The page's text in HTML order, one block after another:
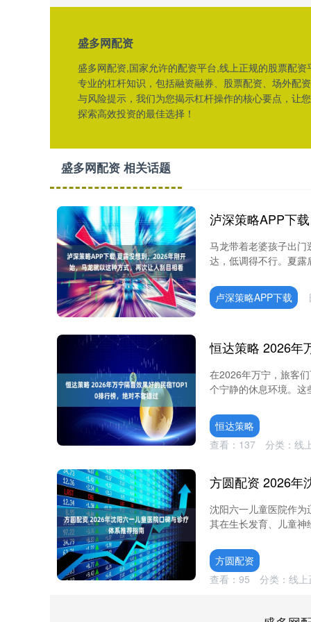
盛多网配资
盛多网配资,国家允许的配资平台,线上正规的股票配
专业的杠杆知识，包括融资融券、股票配资、场外配
与风险提示，我们为您揭示杠杆操作的核心要点，让
探索高效投资的最佳选择！
盛多网配资 相关话题
马龙带着老婆孩子出
达，低调得不行。夏
卢深策略APP下载
在2026年万宁，旅客
个宁静的休息环境。
恒达策略
查看： 137 分类： 线
沈阳六一儿童医院作
其在生长发育、儿童
方圆配资
查看： 95 分类： 线上